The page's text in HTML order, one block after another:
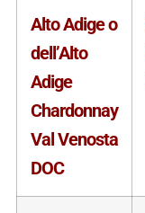
Alto Adige o
dell’Alto
Adige
Chardonnay
Val Venosta
DOC